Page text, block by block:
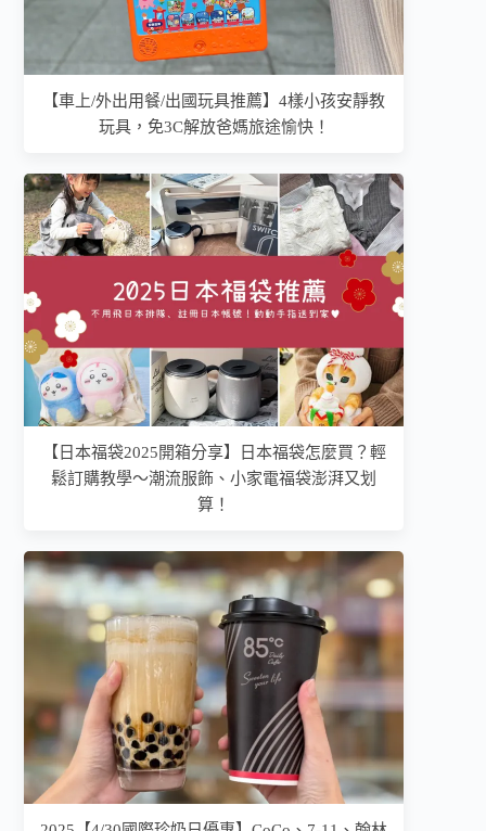
【車上/外出用餐/出國玩具推薦】4樣小孩安靜教
玩具，免3C解放爸媽旅途愉快！
【日本福袋2025開箱分享】日本福袋怎麼買？輕
鬆訂購教學～潮流服飾、小家電福袋澎湃又划
算！